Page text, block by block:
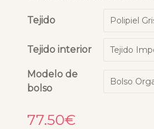
Tejido
Tejido interior
Modelo de
bolso
77.50€